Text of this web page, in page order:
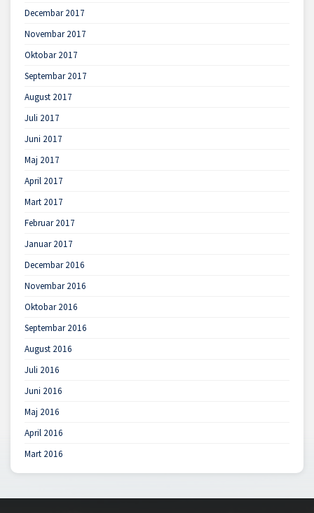
Decembar 2017
Novembar 2017
Oktobar 2017
Septembar 2017
August 2017
Juli 2017
Juni 2017
Maj 2017
April 2017
Mart 2017
Februar 2017
Januar 2017
Decembar 2016
Novembar 2016
Oktobar 2016
Septembar 2016
August 2016
Juli 2016
Juni 2016
Maj 2016
April 2016
Mart 2016